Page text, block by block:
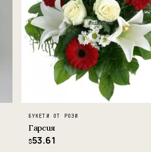
БУКЕТИ ОТ РОЗИ
Гарсия
$53.61